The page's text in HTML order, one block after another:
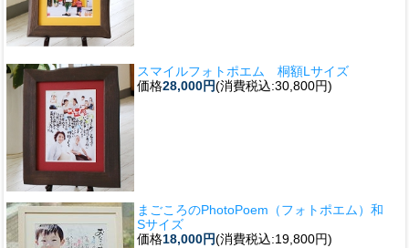
スマイルフォトポエム 桐額Lサイズ
価格28,000円(消費税込:30,800円)
まごころのPhotoPoem（フォトポエム）和
Sサイズ
価格18,000円(消費税込:19,800円)